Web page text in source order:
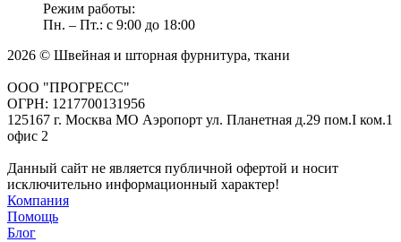
Режим работы:
Пн. – Пт.: с 9:00 до 18:00
2026 © Швейная и шторная фурнитура, ткани
ООО "ПРОГРЕСС"
ОГРН: 1217700131956
125167 г. Москва МО Аэропорт ул. Планетная д.29 пом.I ком.1
офис 2
Данный сайт не является публичной офертой и носит
исключительно информационный характер!
Компания
Помощь
Блог